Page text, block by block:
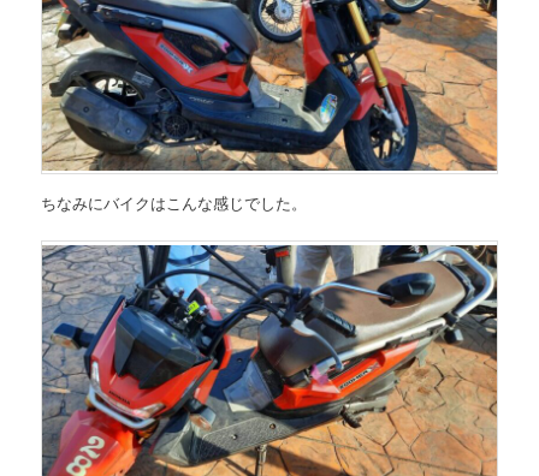
ちなみにバイクはこんな感じでした。